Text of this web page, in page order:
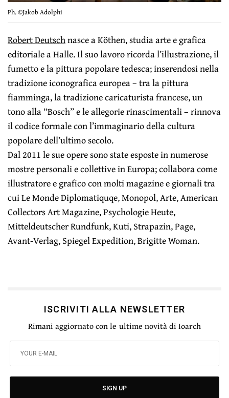
Ph. ©Jakob Adolphi
Robert Deutschnasce a Köthen, studia arte e grafica
editoriale a Halle. Il suo lavoro ricorda l’illustrazione, il
fumetto e la pittura popolare tedesca; inserendosi nella
tradizione iconografica europea – tra la pittura
fiamminga, la tradizione caricaturista francese, un
tono alla “Bosch” e le allegorie rinascimentali – rinnova
il codice formale con l’immaginario della cultura
popolare dell’ultimo secolo.
Dal 2011 le sue opere sono state esposte in numerose
mostre personali e collettive in Europa; collabora come
illustratore e grafico con molti magazine e giornali tra
cui Le Monde Diplomatiquqe, Monopol, Arte, American
Collectors Art Magazine, Psychologie Heute,
Mitteldeutscher Rundfunk, Kuti, Strapazin, Page,
Avant-Verlag, Spiegel Expedition, Brigitte Woman.
ISCRIVITI ALLA NEWSLETTER
Rimani aggiornato con le ultime novità di Ioarch
SIGN UP